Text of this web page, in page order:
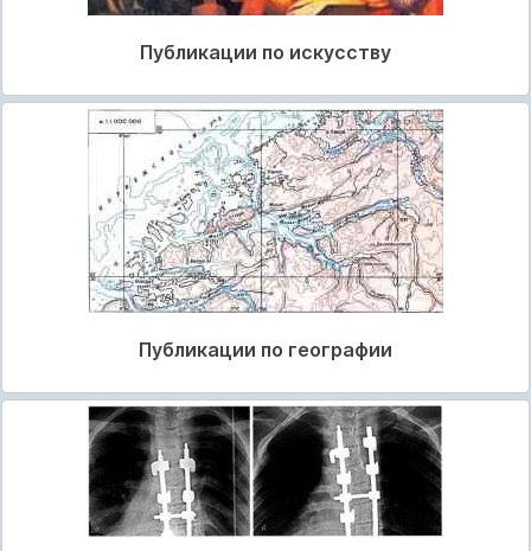
Публикации по искусству
Публикации по географии